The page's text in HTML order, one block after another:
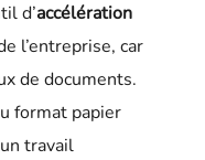
d’accélération
l’entreprise, car
de documents.
format papier
travail